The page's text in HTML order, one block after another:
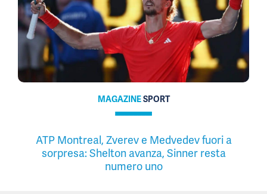
MAGAZINESPORT
ATP Montreal, Zverev e Medvedev fuori a
sorpresa: Shelton avanza, Sinner resta
numero uno